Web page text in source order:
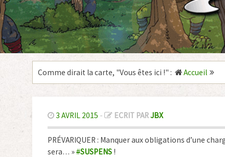
Comme dirait la carte, "Vous êtes ici !" : Accueil
3 AVRIL 2015 - ECRIT PARJBX
PRÉVARIQUER : Manquer aux obligations d’une
sera… »#SUSPENS !